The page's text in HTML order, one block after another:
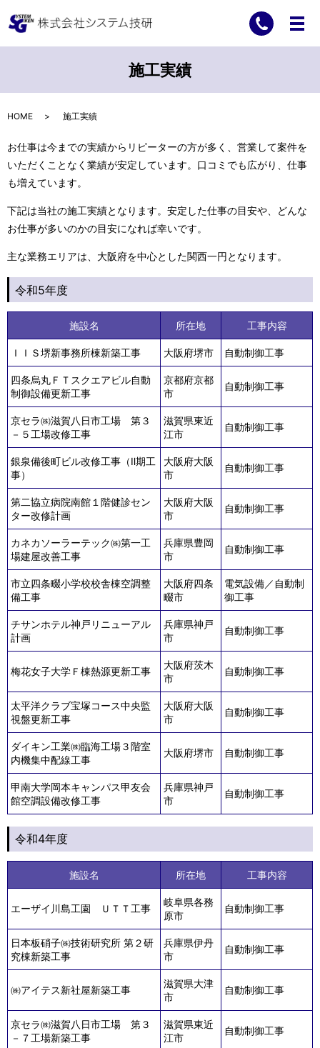
施工実績
HOME 施工実績
お仕事は今までの実績からリピーターの方が多く、営業して案件を
いただくことなく業績が安定しています。口コミでも広がり、仕事
も増えています。
下記は当社の施工実績となります。安定した仕事の目安や、どんな
お仕事が多いのかの目安になれば幸いです。
主な業務エリアは、大阪府を中心とした関西一円となります。
令和5年度
施設名 所在地 工事内容
ＩＩＳ堺新事務所棟新築工事 大阪府堺市 自動制御工事
四条烏丸ＦＴスクエアビル自動
制御設備更新工事
京都府京都
市
自動制御工事
京セラ㈱滋賀八日市工場 第３
－５工場改修工事
滋賀県東近
江市
自動制御工事
銀泉備後町ビル改修工事（Ⅱ期工
事）
大阪府大阪
市
自動制御工事
第二協立病院南館１階健診セン
ター改修計画
大阪府大阪
市
自動制御工事
カネカソーラーテック㈱第一工
場建屋改善工事
兵庫県豊岡
市
自動制御工事
市立四条畷小学校校舎棟空調整
備工事
大阪府四条
畷市
電気設備／自動制
御工事
チサンホテル神戸リニューアル
計画
兵庫県神戸
市
自動制御工事
梅花女子大学Ｆ棟熱源更新工事
大阪府茨木
市
自動制御工事
太平洋クラブ宝塚コース中央監
視盤更新工事
大阪府大阪
市
自動制御工事
ダイキン工業㈱臨海工場３階室
内機集中配線工事
大阪府堺市 自動制御工事
甲南大学岡本キャンパス甲友会
館空調設備改修工事
兵庫県神戸
市
自動制御工事
令和4年度
施設名 所在地 工事内容
エーザイ川島工園 ＵＴＴ工事
岐阜県各務
原市
自動制御工事
日本板硝子㈱技術研究所 第２研
究棟新築工事
兵庫県伊丹
市
自動制御工事
㈱アイテス新社屋新築工事
滋賀県大津
市
自動制御工事
京セラ㈱滋賀八日市工場 第３
－７工場新築工事
滋賀県東近
江市
自動制御工事